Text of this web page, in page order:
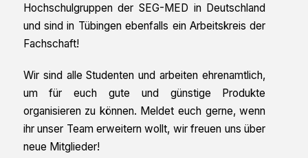
Hochschulgruppen der SEG-MED in Deutschland
und sind in Tübingen ebenfalls ein Arbeitskreis der
Fachschaft!
Wir sind alle Studenten und arbeiten ehrenamtlich,
um für euch gute und günstige Produkte
organisieren zu können. Meldet euch gerne, wenn
ihr unser Team erweitern wollt, wir freuen uns über
neue Mitglieder!